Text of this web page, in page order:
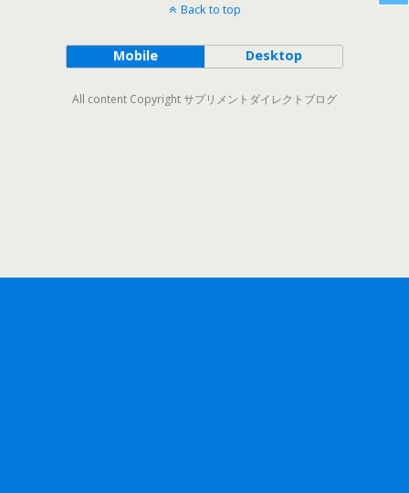
Back to top
Mobile Desktop
All content Copyright サプリメントダイレクトブログ